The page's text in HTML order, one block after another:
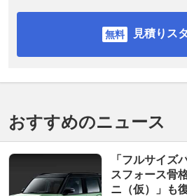
見積りス
おすすめのニュース
「フルサイズ
スフォース骨
ニ（仮）」も